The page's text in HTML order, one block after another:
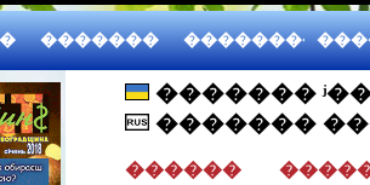
������� ����������
�������
�������
������